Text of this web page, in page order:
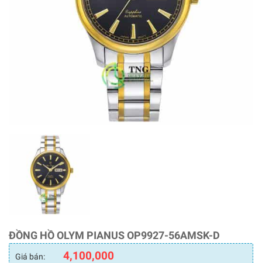
ĐỒNG HỒ OLYM PIANUS OP9927-56AMSK-D
Giá bán: 4,100,000